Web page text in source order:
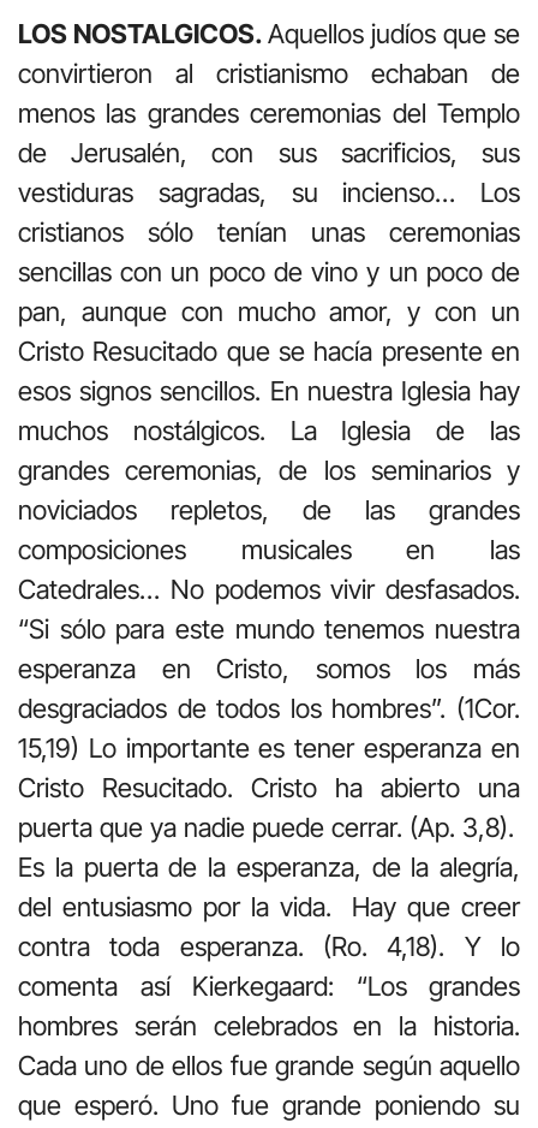
LOS NOSTALGICOS.Aquellos judíos que se
convirtieron al cristianismo echaban de
menos las grandes ceremonias del Templo
de Jerusalén, con sus sacrificios, sus
vestiduras sagradas, su incienso… Los
cristianos sólo tenían unas ceremonias
sencillas con un poco de vino y un poco de
pan, aunque con mucho amor, y con un
Cristo Resucitado que se hacía presente en
esos signos sencillos. En nuestra Iglesia hay
muchos nostálgicos. La Iglesia de las
grandes ceremonias, de los seminarios y
noviciados repletos, de las grandes
composiciones musicales en las
Catedrales… No podemos vivir desfasados.
“Si sólo para este mundo tenemos nuestra
esperanza en Cristo, somos los más
desgraciados de todos los hombres”. (1Cor.
15,19) Lo importante es tener esperanza en
Cristo Resucitado. Cristo ha abierto una
puerta que ya nadie puede cerrar. (Ap. 3,8).
Es la puerta de la esperanza, de la alegría,
del entusiasmo por la vida. Hay que creer
contra toda esperanza. (Ro. 4,18). Y lo
comenta así Kierkegaard: “Los grandes
hombres serán celebrados en la historia.
Cada uno de ellos fue grande según aquello
que esperó. Uno fue grande poniendo su